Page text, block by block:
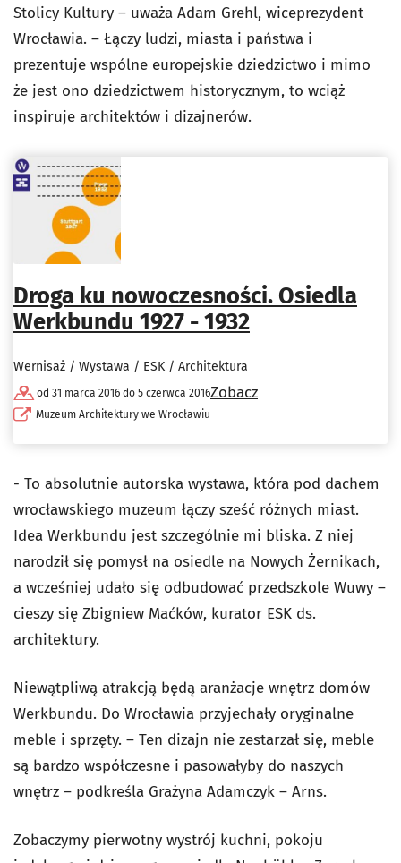
Stolicy Kultury – uważa Adam Grehl, wiceprezydent
Wrocławia. – Łączy ludzi, miasta i państwa i
prezentuje wspólne europejskie dziedzictwo i mimo
że jest ono dziedzictwem historycznym, to wciąż
inspiruje architektów i dizajnerów.
Droga ku nowoczesności. Osiedla
Werkbundu 1927 - 1932
Wernisaż / Wystawa / ESK / Architektura
od 31 marca 2016 do 5 czerwca 2016
Muzeum Architektury we Wrocławiu
Zobacz
- To absolutnie autorska wystawa, która pod dachem
wrocławskiego muzeum łączy sześć różnych miast.
Idea Werkbundu jest szczególnie mi bliska. Z niej
narodził się pomysł na osiedle na Nowych Żernikach,
a wcześniej udało się odbudować przedszkole Wuwy –
cieszy się Zbigniew Maćków, kurator ESK ds.
architektury.
Niewątpliwą atrakcją będą aranżacje wnętrz domów
Werkbundu. Do Wrocławia przyjechały oryginalne
meble i sprzęty. – Ten dizajn nie zestarzał się, meble
są bardzo współczesne i pasowałyby do naszych
wnętrz – podkreśla Grażyna Adamczyk – Arns.
Zobaczymy pierwotny wystrój kuchni, pokoju